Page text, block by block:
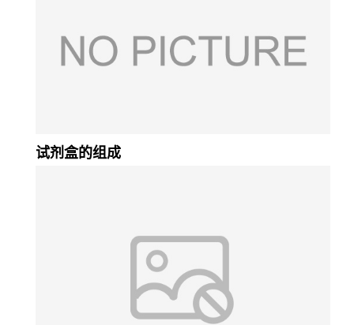
试剂盒的组成